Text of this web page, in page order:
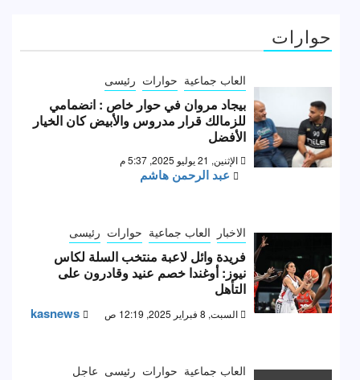
حوارات
العاب جماعية حوارات رئيسى
بيجاد مروان في حوار خاص : انضمامي
للزمالك قرار مدروس والأبيض كان الخيار
الأفضل
الإثنين, 21 يوليو 2025, 5:37 م
عبد الرحمن هاشم
الاخبار العاب جماعية حوارات رئيسى
فريدة وائل لاعبة منتخب السلة لكاس
نيوز: أوغندا خصم عنيد وقادرون على
التأهل
السبت, 8 فبراير 2025, 12:19 ص kasnews
العاب جماعية حوارات رئيسى عاجل